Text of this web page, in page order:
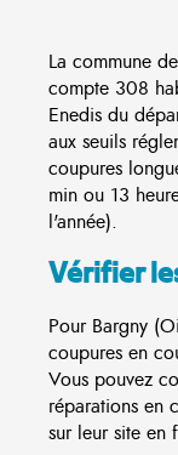
La commune
compte 308
Enedis du
aux seuils
coupures
min ou 13
l'année).
Vérifier
Pour Bargny
coupures en
Vous pouvez
réparations
sur leur site en